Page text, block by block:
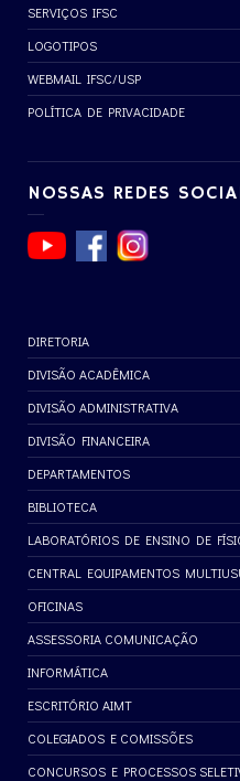
SERVIÇOS IFSC
LOGOTIPOS
WEBMAIL IFSC/USP
POLÍTICA DE PRIVACIDADE
NOSSAS REDES
DIRETORIA
DIVISÃO ACADÊMICA
DIVISÃO ADMINISTRATIVA
DIVISÃO FINANCEIRA
DEPARTAMENTOS
BIBLIOTECA
LABORATÓRIOS DE ENSINO DE
CENTRAL EQUIPAMENTOS
OFICINAS
ASSESSORIA COMUNICAÇÃO
INFORMÁTICA
ESCRITÓRIO AIMT
COLEGIADOS E COMISSÕES
CONCURSOS E PROCESSOS